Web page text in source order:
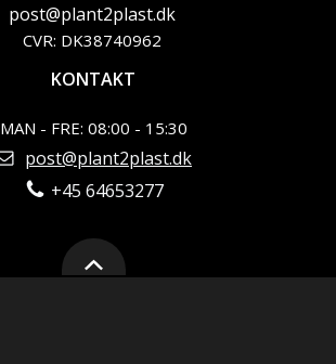
post@plant2plast.dk
CVR: DK38740962
KONTAKT
MAN - FRE: 08:00 - 15:30
post@plant2plast.dk
+45 64653277